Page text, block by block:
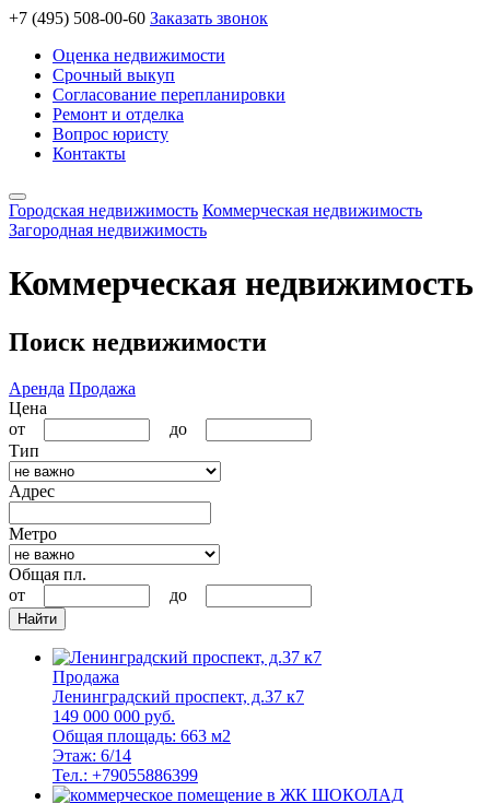
+7 (495) 508-00-60 Заказать звонок
Оценка недвижимости
Срочный выкуп
Согласование перепланировки
Ремонт и отделка
Вопрос юристу
Контакты
Городская недвижимость Коммерческая недвижимость
Загородная недвижимость
Коммерческая недвижимость
Поиск недвижимости
Аренда Продажа
Цена
от
до
Тип
Адрес
Метро
Общая пл.
от
до
Найти
Продажа
Ленинградский проспект, д.37 к7
149 000 000 руб.
Общая площадь: 663 м2
Этаж: 6/14
Тел.: +79055886399